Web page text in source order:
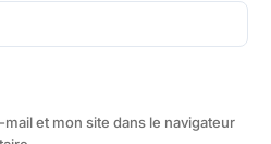
et mon site dans le navigateur